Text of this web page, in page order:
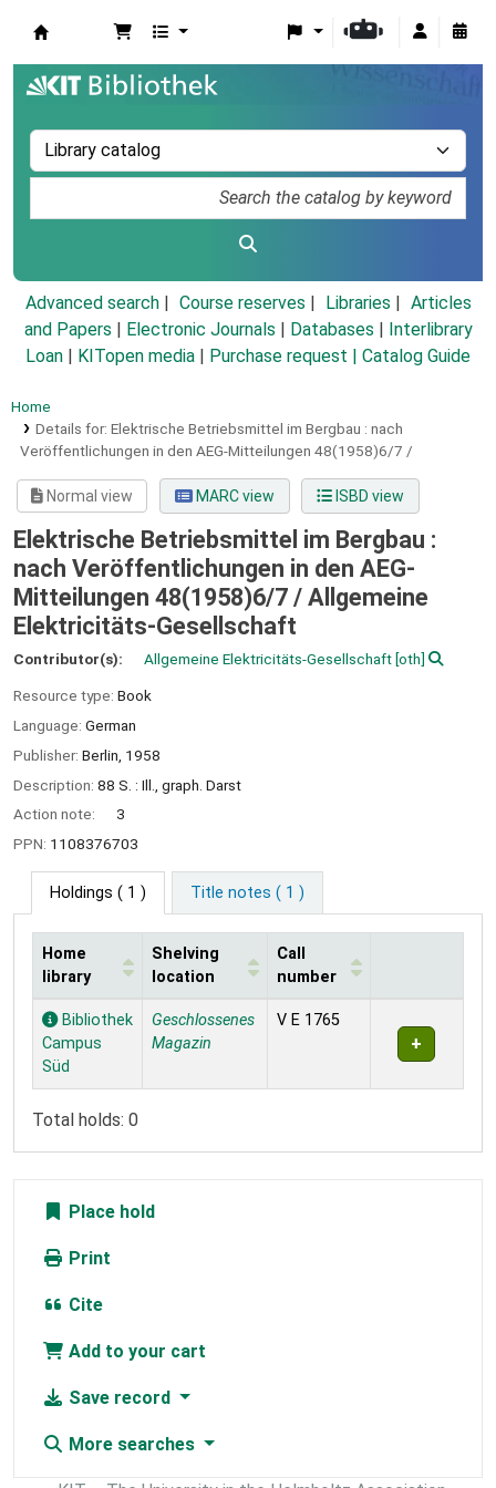
Advanced search Course reserves Libraries
Articles
and Papers
Electronic Journals Databases
Interlibrary
Loan
KITopen media Purchase request | Catalog Guide
Home
Details for: Elektrische Betriebsmittel im Bergbau : nach
Veröffentlichungen in den AEG-Mitteilungen 48(1958)6/7 /
Normal view MARC view ISBD view
Elektrische Betriebsmittel im Bergbau :
nach Veröffentlichungen in den AEG-
Mitteilungen 48(1958)6/7 / Allgemeine
Elektricitäts-Gesellschaft
Contributor(s): Allgemeine Elektricitäts-Gesellschaft [oth]
Resource type: Book
Language: German
Publisher: Berlin, 1958
Description: 88 S. : Ill., graph. Darst
Action note:
3
PPN: 1108376703
Holdings ( 1 ) Title notes ( 1 )
Holdings
Home
library
Shelving
location
Call
number
Bibliothek
Campus
Süd
Geschlossenes
Magazin
V E 1765
Total holds: 0
Place hold
Print
Cite
Add to your cart
Save record
More searches